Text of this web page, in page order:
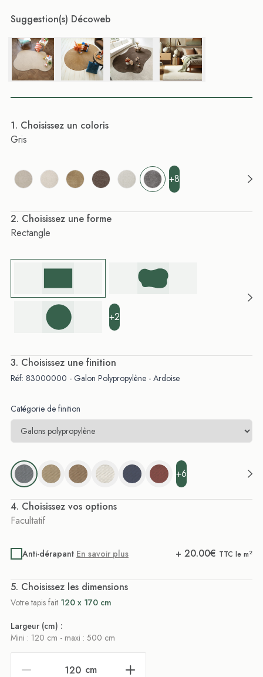
Suggestion(s) Décoweb
. Choisissez un coloris
Gris
+8
. Choisissez une forme
Rectangle
+2
. Choisissez une finition
Réf: 83000000 - Galon Polypropylène - Ardoise
Catégorie de finition
+6
. Choisissez vos options
Facultatif
Anti-dérapant En savoir plus + 20.00€ TTC le m2
. Choisissez les dimensions
Votre tapis fait 120 x 170 cm
Largeur (cm) :
Mini : 120 cm - maxi : 500 cm
cm